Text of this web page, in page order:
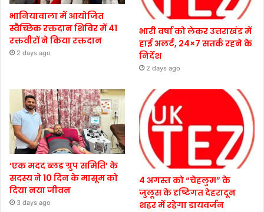
भानियावाला में आयोजित
स्वैच्छिक रक्तदान शिविर में 41
रक्तवीरों ने किया रक्तदान
2 days ago
भारी वर्षा को लेकर उत्तराखंड में
हाई अलर्ट, 24×7 सतर्क रहने के
निर्देश
2 days ago
‘एक मदद ब्लड ग्रुप समिति’ के
सदस्य ने 10 दिन के मासूम को
दिया नया जीवन
3 days ago
4 अगस्त को “चेहलुम” के
जुलूस के दृष्टिगत देहरादून
शहर में रहेगा डायवर्जन